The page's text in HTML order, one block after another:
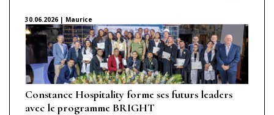
30.06.2026 | Maurice
Constance Hospitality forme ses futurs leaders
avec le programme BRIGHT